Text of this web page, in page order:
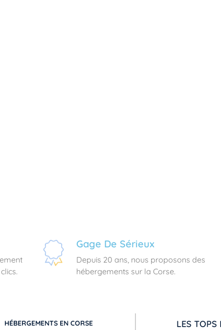
Gage De Sérieux
Depuis 20 ans, nous proposons des
hébergements sur la Corse.
HÉBERGEMENTS EN CORSE
LES TOPS